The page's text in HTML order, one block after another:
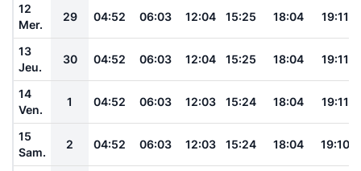
12
Mer.
29 04:52 06:03 12:04 15:25 18:04 19:11
13
Jeu.
30 04:52 06:03 12:04 15:25 18:04 19:11
14
Ven.
1 04:52 06:03 12:03 15:24 18:04 19:11
15
Sam.
2 04:52 06:03 12:03 15:24 18:04 19:10